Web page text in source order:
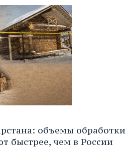
объемы обработки
быстрее, чем в России